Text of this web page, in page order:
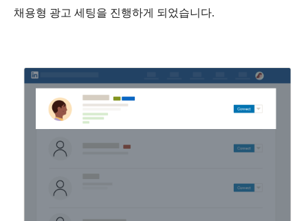
채용형 광고 세팅을 진행하게 되었습니다.